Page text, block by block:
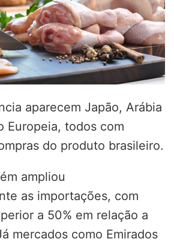
aparecem Japão, Arábia
Europeia, todos com
do produto brasileiro.
ampliou
as importações, com
a 50% em relação a
mercados como Emirados